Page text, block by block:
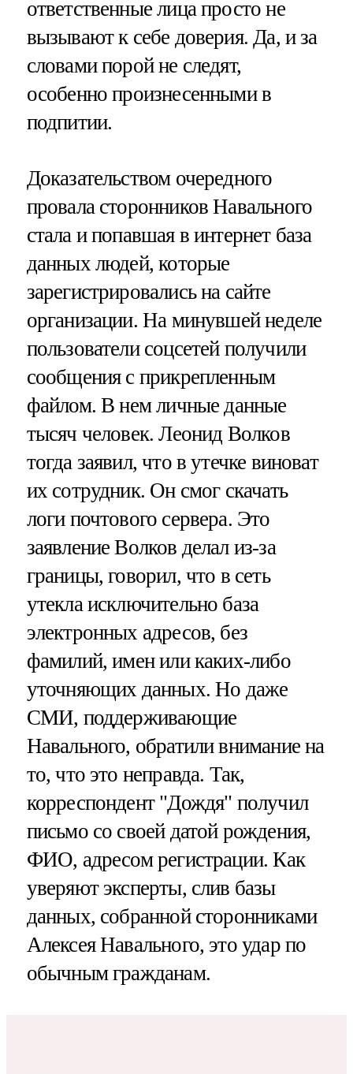
ответственные лица просто не
вызывают к себе доверия. Да, и за
словами порой не следят,
особенно произнесенными в
подпитии.
Доказательством очередного
провала сторонников Навального
стала и попавшая в интернет база
данных людей, которые
зарегистрировались на сайте
организации. На минувшей неделе
пользователи соцсетей получили
сообщения с прикрепленным
файлом. В нем личные данные
тысяч человек. Леонид Волков
тогда заявил, что в утечке виноват
их сотрудник. Он смог скачать
логи почтового сервера. Это
заявление Волков делал из-за
границы, говорил, что в сеть
утекла исключительно база
электронных адресов, без
фамилий, имен или каких-либо
уточняющих данных. Но даже
СМИ, поддерживающие
Навального, обратили внимание на
то, что это неправда. Так,
корреспондент "Дождя" получил
письмо со своей датой рождения,
ФИО, адресом регистрации. Как
уверяют эксперты, слив базы
данных, собранной сторонниками
Алексея Навального, это удар по
обычным гражданам.